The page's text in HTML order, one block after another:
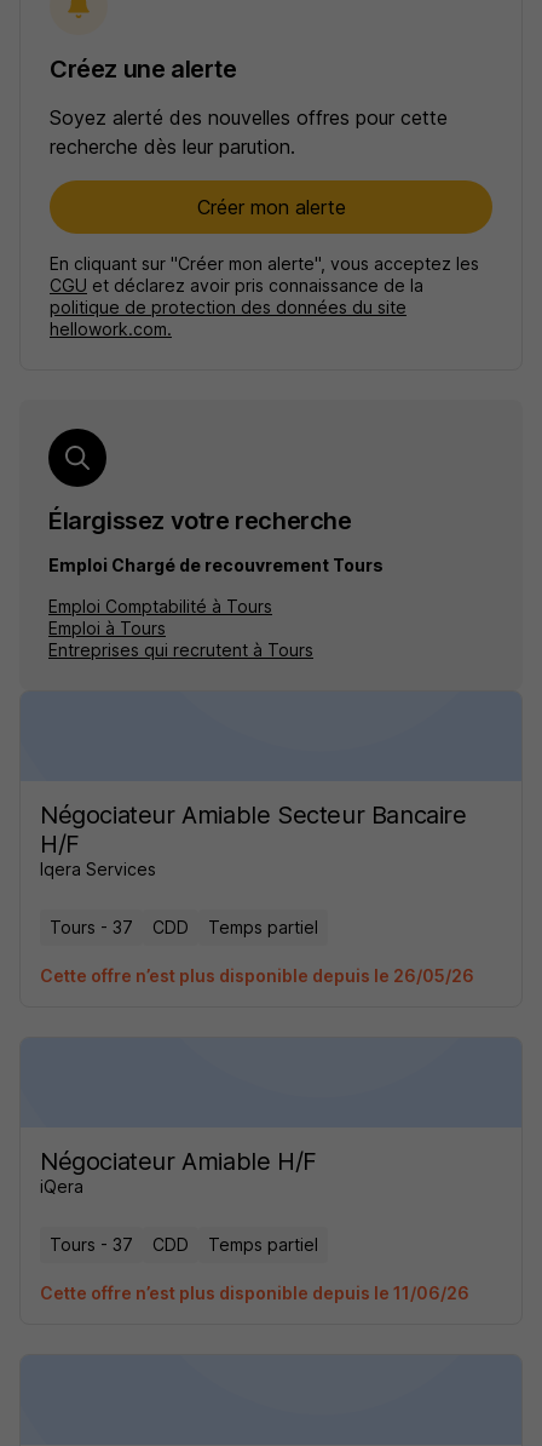
Créez une alerte
Soyez alerté des nouvelles offres pour cette
recherche dès leur parution.
Créer mon alerte
En cliquant sur "Créer mon alerte", vous acceptez les
CGU et déclarez avoir pris connaissance de la
politique de protection des données du site
hellowork.com.
Élargissez votre recherche
Emploi Chargé de recouvrement Tours
Emploi Comptabilité à Tours
Emploi à Tours
Entreprises qui recrutent à Tours
Négociateur Amiable Secteur Bancaire
H/F
Iqera Services
Tours - 37 CDD Temps partiel
Cette offre n’est plus disponible depuis le 26/05/26
Négociateur Amiable H/F
iQera
Tours - 37 CDD Temps partiel
Cette offre n’est plus disponible depuis le 11/06/26